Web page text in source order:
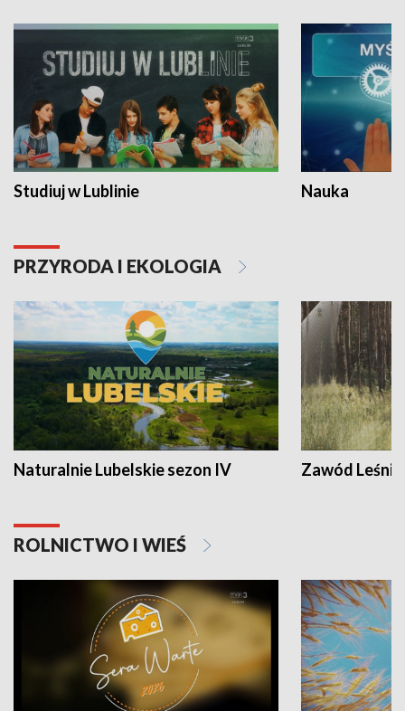
Studiuj w Lublinie Nauka
PRZYRODA I EKOLOGIA
Naturalnie Lubelskie sezon IV Zawód Leśnik
ROLNICTWO I WIEŚ